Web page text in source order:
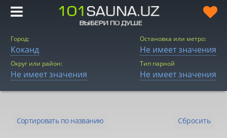
Город:
Коканд
Округ или район:
Не имеет значения
Остановка или метро:
Не имеет значения
Тип парной
Не имеет значения
Сортировать по названию
Сбросить